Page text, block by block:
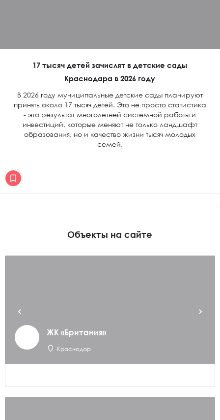
17 тысяч детей зачислят в детские сады
Краснодара в 2026 году
В 2026 году муниципальные детские сады планируют
принять около 17 тысяч детей. Это не просто статистика
- это результат многолетней системной работы и
инвестиций, которые меняют не только ландшафт
образования, но и качество жизни тысяч молодых
семей.
Объекты на сайте
ЖК «Британия»
Краснодар